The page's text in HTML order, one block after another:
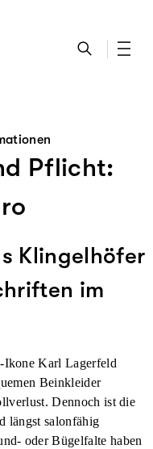
Pflicht:
Klingelhöfer
im
Ikone Karl Lagerfeld
Beinkleider
Dennoch ist die
längst salonfähig
oder Bügelfalte haben